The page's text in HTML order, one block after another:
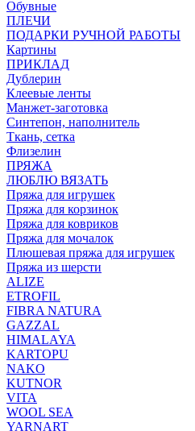
Обувные
ПЛЕЧИ
ПОДАРКИ РУЧНОЙ РАБОТЫ
Картины
ПРИКЛАД
Дублерин
Клеевые ленты
Манжет-заготовка
Синтепон, наполнитель
Ткань, сетка
Флизелин
ПРЯЖА
ЛЮБЛЮ ВЯЗАТЬ
Пряжа для игрушек
Пряжа для корзинок
Пряжа для ковриков
Пряжа для мочалок
Плюшевая пряжа для игрушек
Пряжа из шерсти
ALIZE
ETROFIL
FIBRA NATURA
GAZZAL
HIMALAYA
KARTOPU
NAKO
KUTNOR
VITA
WOOL SEA
YARNART